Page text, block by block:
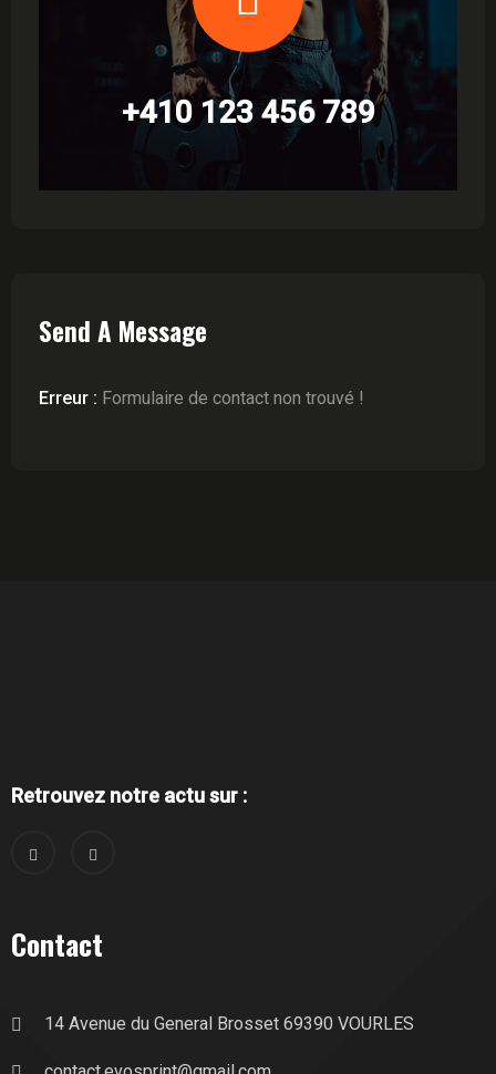
+410 123 456 789
Send A Message
Erreur : Formulaire de contact non trouvé !
Retrouvez notre actu sur :
Contact
14 Avenue du General Brosset 69390 VOURLES